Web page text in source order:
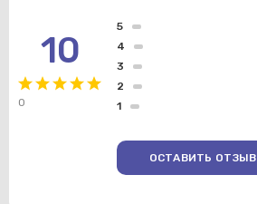
10
0 1
2
3
4
5
ОСТАВИТЬ ОТЗЫВ